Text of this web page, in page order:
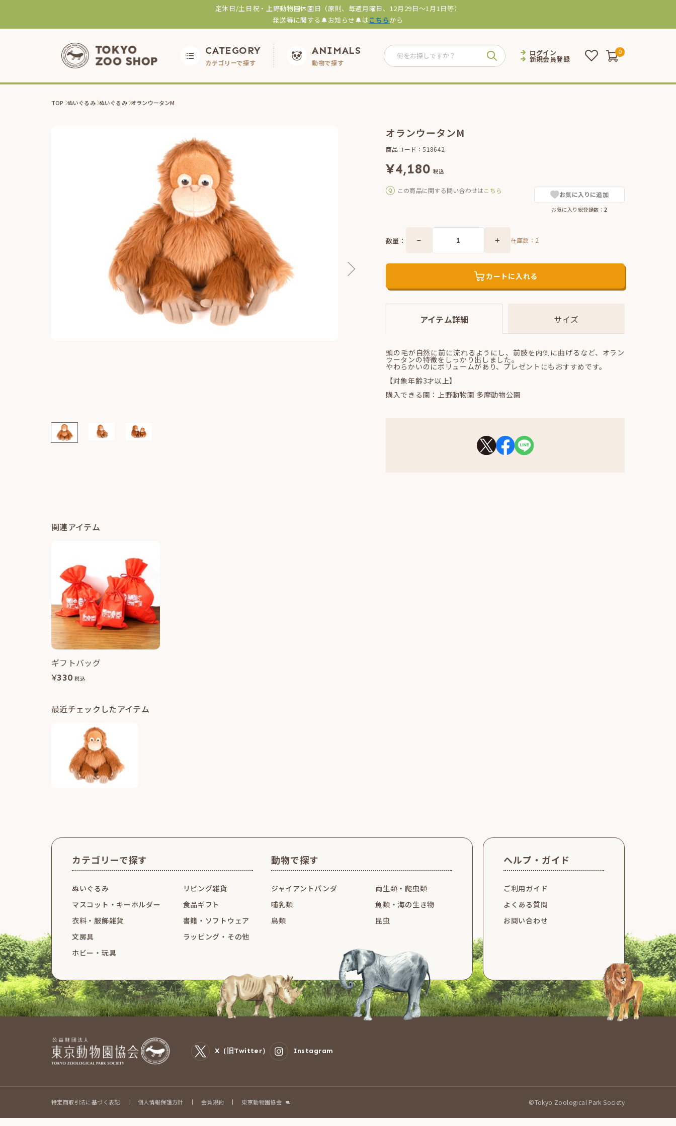
定休日/土日祝・上野動物園休園日（原則、毎週月曜日、12月29日～1月1日等）
発送等に関する🔔お知らせ🔔はこちらから
CATEGORY
カテゴリーで探す
ANIMALS
動物で探す
ログイン
新規会員登録
0
TOP ぬいぐるみ ぬいぐるみ オランウータンM
オランウータンM
商品コード：518642
¥4,180 税込
この商品に関する問い合わせはこちら お気に入りに追加
お気に入り総登録数：2
数量： 在庫数： 2
カートに入れる
アイテム詳細 サイズ
頭の毛が自然に前に流れるようにし、前肢を内側に曲げるなど、オラン
ウータンの特徴をしっかり出しました。
やわらかいのにボリュームがあり、プレゼントにもおすすめです。
【対象年齢3才以上】
購入できる園：上野動物園 多摩動物公園
関連アイテム
ギフトバッグ
¥330 税込
最近チェックしたアイテム
カテゴリーで探す
ぬいぐるみ
マスコット・ キーホルダー
衣料・服飾雑貨
文房具
ホビー・玩具
リビング雑貨
食品ギフト
書籍・ソフトウェア
ラッピング・その他
動物で探す
ジャイアントパンダ
哺乳類
鳥類
両生類・爬虫類
魚類・海の生き物
昆虫
ヘルプ・ガイド
ご利用ガイド
よくある質問
お問い合わせ
X（旧Twitter） Instagram
特定商取引法に基づく表記 個人情報保護方針 会員規約 東京動物園協会 ©Tokyo Zoological Park Society